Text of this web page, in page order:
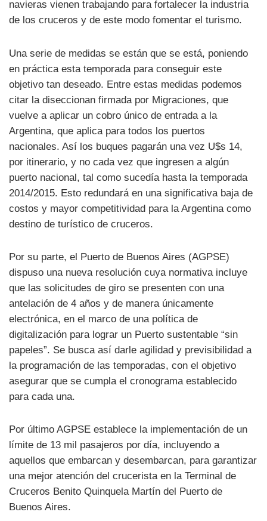
navieras vienen trabajando para fortalecer la industria
de los cruceros y de este modo fomentar el turismo.
Una serie de medidas se están que se está, poniendo
en práctica esta temporada para conseguir este
objetivo tan deseado. Entre estas medidas podemos
citar la diseccionan firmada por Migraciones, que
vuelve a aplicar un cobro único de entrada a la
Argentina, que aplica para todos los puertos
nacionales. Así los buques pagarán una vez U$s 14,
por itinerario, y no cada vez que ingresen a algún
puerto nacional, tal como sucedía hasta la temporada
2014/2015. Esto redundará en una significativa baja de
costos y mayor competitividad para la Argentina como
destino de turístico de cruceros.
Por su parte, el Puerto de Buenos Aires (AGPSE)
dispuso una nueva resolución cuya normativa incluye
que las solicitudes de giro se presenten con una
antelación de 4 años y de manera únicamente
electrónica, en el marco de una política de
digitalización para lograr un Puerto sustentable “sin
papeles”. Se busca así darle agilidad y previsibilidad a
la programación de las temporadas, con el objetivo
asegurar que se cumpla el cronograma establecido
para cada una.
Por último AGPSE establece la implementación de un
límite de 13 mil pasajeros por día, incluyendo a
aquellos que embarcan y desembarcan, para garantizar
una mejor atención del crucerista en la Terminal de
Cruceros Benito Quinquela Martín del Puerto de
Buenos Aires.